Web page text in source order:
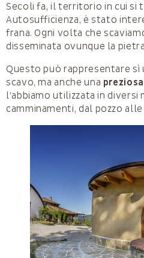
Secoli fa, il territorio in cui si
Autosufficienza, è stato
frana. Ogni volta che
disseminata ovunque la
Questo può rappresentare
scavo, ma anche una
l’abbiamo utilizzata in diversi
camminamenti, dal pozzo